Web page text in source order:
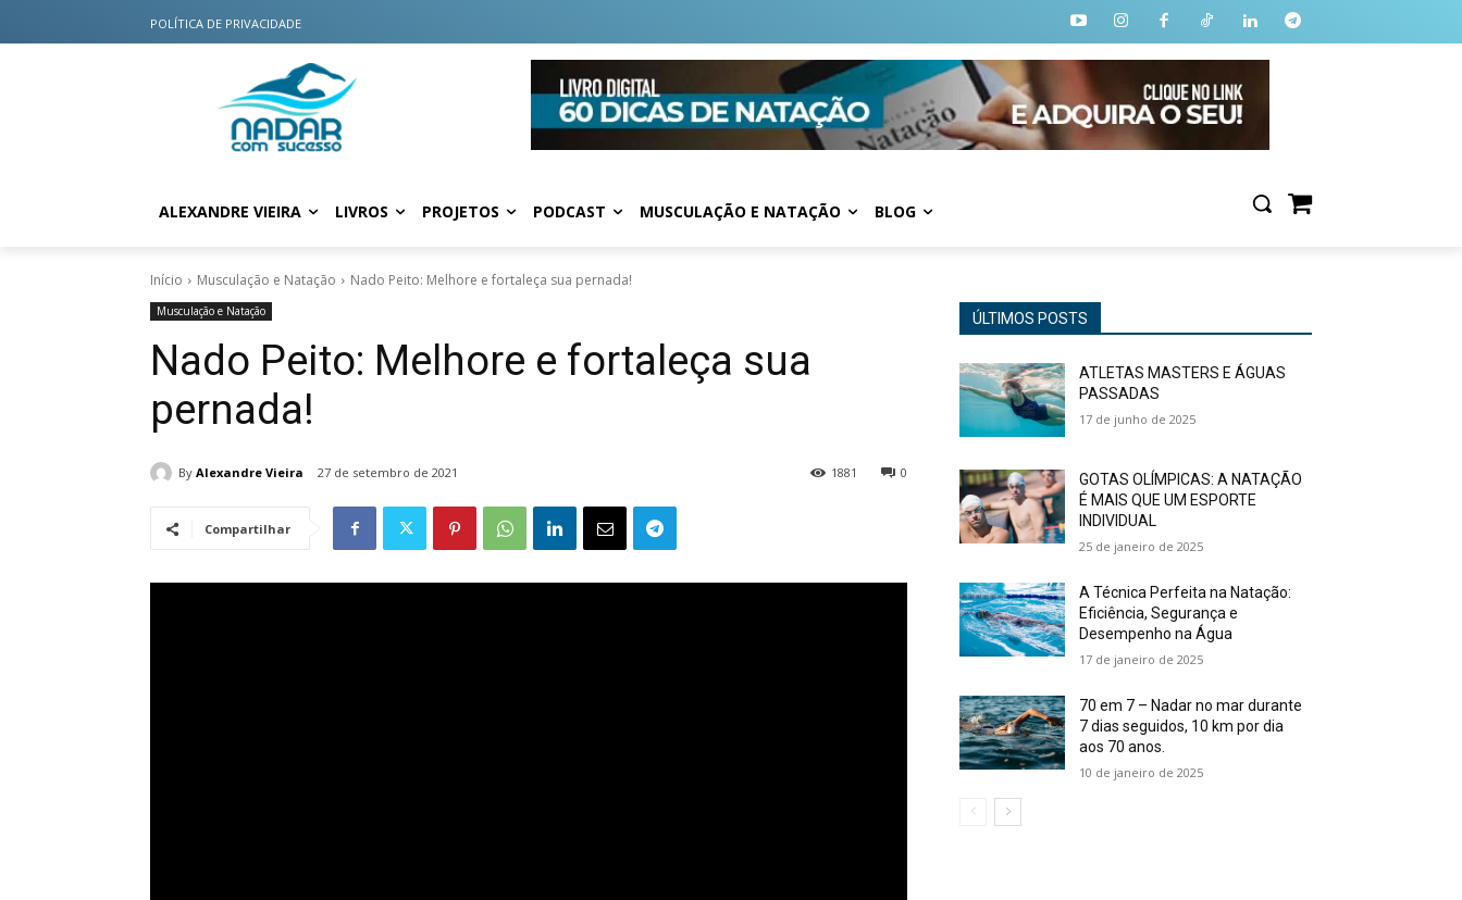
POLÍTICA DE PRIVACIDADE
ALEXANDRE VIEIRA LIVROS PROJETOS PODCAST MUSCULAÇÃO E NATAÇÃO BLOG
Início Musculação e Natação Nado Peito: Melhore e fortaleça sua pernada!
Musculação e Natação
Nado Peito: Melhore e fortaleça sua
pernada!
By Alexandre Vieira 27 de setembro de 2021 0
1881
Compartilhar
ÚLTIMOS POSTS
ATLETAS MASTERS E ÁGUAS
PASSADAS
17 de junho de 2025
GOTAS OLÍMPICAS: A NATAÇÃO
É MAIS QUE UM ESPORTE
INDIVIDUAL
25 de janeiro de 2025
A Técnica Perfeita na Natação:
Eficiência, Segurança e
Desempenho na Água
17 de janeiro de 2025
70 em 7 – Nadar no mar durante
7 dias seguidos, 10 km por dia
aos 70 anos.
10 de janeiro de 2025